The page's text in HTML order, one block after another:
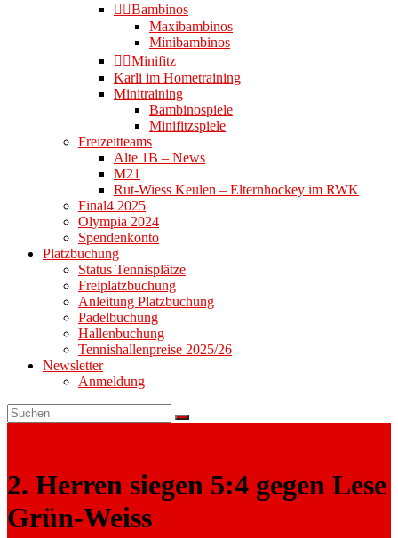
👉🏻Bambinos
Maxibambinos
Minibambinos
👉🏻Minifitz
Karli im Hometraining
Minitraining
Bambinospiele
Minifitzspiele
Freizeitteams
Alte 1B – News
M21
Rut-Wiess Keulen – Elternhockey im RWK
Final4 2025
Olympia 2024
Spendenkonto
Platzbuchung
Status Tennisplätze
Freiplatzbuchung
Anleitung Platzbuchung
Padelbuchung
Hallenbuchung
Tennishallenpreise 2025/26
Newsletter
Anmeldung
2. Herren siegen 5:4 gegen Lese
Grün-Weiss